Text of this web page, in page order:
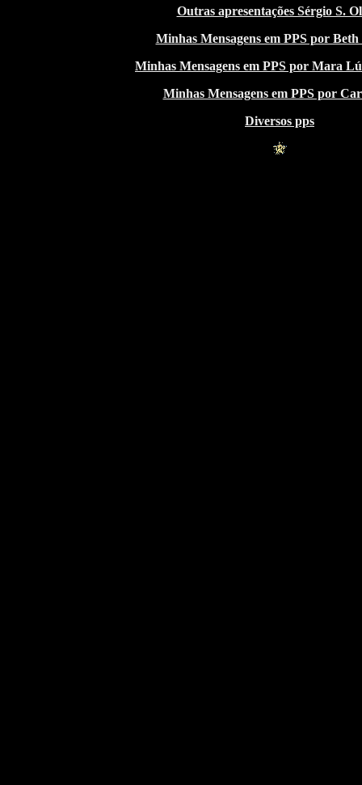
Outras apresentações Sérgio S.
Minhas Mensagens em PPS por
Minhas Mensagens em PPS por Mara
Minhas Mensagens em PPS por
Diversos pps